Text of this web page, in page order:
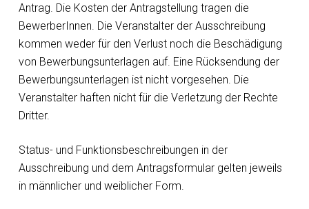
Antrag. Die Kosten der Antragstellung tragen die
BewerberInnen. Die Veranstalter der Ausschreibung
kommen weder für den Verlust noch die Beschädigung
von Bewerbungsunterlagen auf. Eine Rücksendung der
Bewerbungsunterlagen ist nicht vorgesehen. Die
Veranstalter haften nicht für die Verletzung der Rechte
Dritter.
Status- und Funktionsbeschreibungen in der
Ausschreibung und dem Antragsformular gelten jeweils
in männlicher und weiblicher Form.